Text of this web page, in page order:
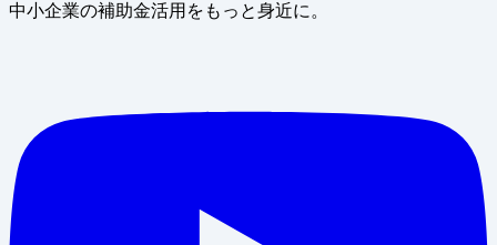
中小企業の補助金活用をもっと身近に。